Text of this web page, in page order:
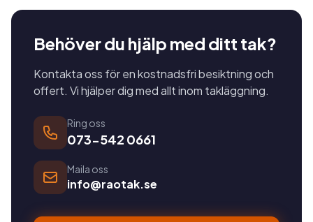
Behöver du hjälp med ditt tak?
Kontakta oss för en kostnadsfri besiktning och
offert. Vi hjälper dig med allt inom takläggning.
Ring oss
073-542 0661
Maila oss
info@raotak.se